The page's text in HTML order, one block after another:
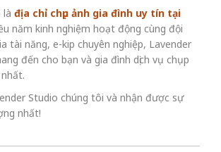
là địa chỉ chụp ảnh gia đình uy tín tại
năm kinh nghiệm hoạt động cùng đội
tài năng, e-kip chuyên nghiệp, Lavender
đến cho bạn và gia đình dịch vụ chụp
Studio chúng tôi và nhận được sự
nhất!